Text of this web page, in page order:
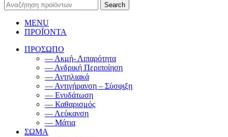
Search
MENU
ΠΡΟΪΟΝΤΑ
ΠΡΟΣΩΠΟ
— Ακμή- Λιπαρότητα
— Ανδρική Περιποίηση
— Αντηλιακά
— Αντιγήρανση – Σύσφιξη
— Ενυδάτωση
— Καθαρισμός
— Λεύκανση
— Μάτια
ΣΩΜΑ